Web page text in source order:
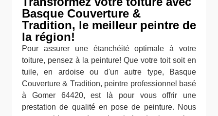
Basque Couverture &
Tradition, le meilleur peintre de
la région!
Pour assurer une étanchéité optimale à votre
toiture, pensez à la peinture! Que votre toit soit en
tuile, en ardoise ou d'un autre type, Basque
Couverture & Tradition, peintre professionnel basé
à Gomer 64420, est là pour vous offrir une
prestation de qualité en pose de peinture. Nous